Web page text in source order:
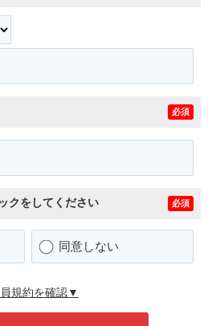
必須
クをしてください 必須
同意しない
規約を確認▼